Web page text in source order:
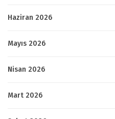
Haziran 2026
Mayıs 2026
Nisan 2026
Mart 2026